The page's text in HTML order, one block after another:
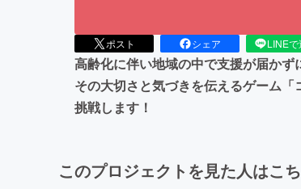
ポスト シェア LINEで
高齢化に伴い地域の中で支援が届かず
その大切さと気づきを伝えるゲーム
挑戦します！
このプロジェクトを見た人はこ